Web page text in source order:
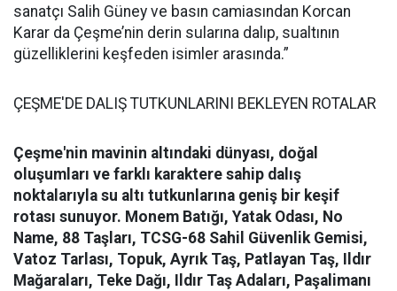
sanatçı Salih Güney ve basın camiasından Korcan
Karar da Çeşme’nin derin sularına dalıp, sualtının
güzelliklerini keşfeden isimler arasında.”
ÇEŞME'DE DALIŞ TUTKUNLARINI BEKLEYEN ROTALAR
Çeşme'nin mavinin altındaki dünyası, doğal
oluşumları ve farklı karaktere sahip dalış
noktalarıyla su altı tutkunlarına geniş bir keşif
rotası sunuyor. Monem Batığı, Yatak Odası, No
Name, 88 Taşları, TCSG-68 Sahil Güvenlik Gemisi,
Vatoz Tarlası, Topuk, Ayrık Taş, Patlayan Taş, Ildır
Mağaraları, Teke Dağı, Ildır Taş Adaları, Paşalimanı